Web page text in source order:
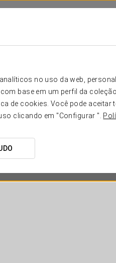
no uso da web,
base em um perfil da
de cookies. Você pode
clicando em "Configurar ".
Exe